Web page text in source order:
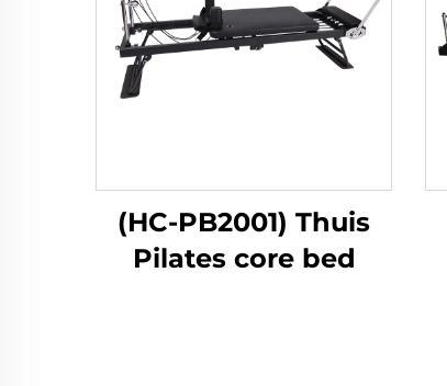
(HC-PB2001) Thuis
Pilates core bed